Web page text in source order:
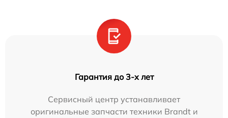
Гарантия до 3-х лет
Сервисный центр устанавливает
оригинальные запчасти техники Brandt и